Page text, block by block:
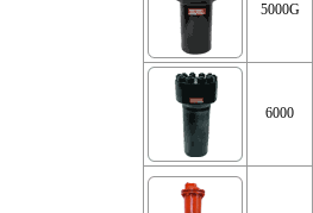
5000G
6000